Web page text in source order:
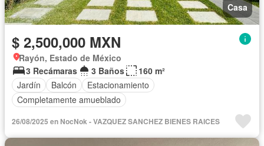
Casa
$ 2,500,000 MXN
Rayón, Estado de México
3 Recámaras
3 Baños
160 m²
Jardín
Balcón
Estacionamiento
Completamente amueblado
26/08/2025 en NocNok - VAZQUEZ SANCHEZ BIENES RAICES